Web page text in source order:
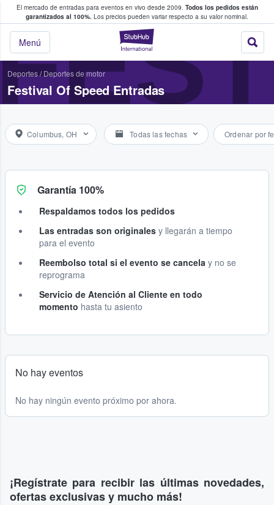
El mercado de entradas para eventos en vivo desde 2009. Todos los pedidos están
garantizados al 100%. Los precios pueden variar respecto a su valor nominal.
StubHub:
Menú
y venta de entradas entre fans
Deportes/ Deportes de motor
Festival Of Speed Entradas
Columbus, OH Todas las fechas Ordenar por
Garantía 100%
Respaldamos todos los pedidos
Las entradas son originales y llegarán a tiempo
para el evento
Reembolso total si el evento se cancela y no se
reprograma
Servicio de Atención al Cliente en todo
momento hasta tu asiento
No hay eventos
No hay ningún evento próximo por ahora.
¡Regístrate para recibir las últimas novedades,
ofertas exclusivas y mucho más!